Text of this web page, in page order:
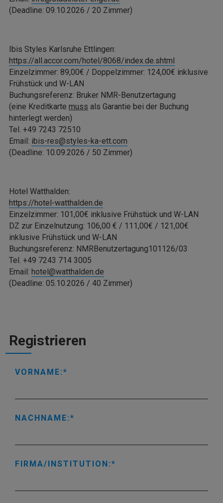
(Deadline: 09.10.2026 / 20 Zimmer)
Ibis Styles Karlsruhe Ettlingen:
https://all.accor.com/hotel/8068/index.de.shtml
Einzelzimmer: 89,00€ / Doppelzimmer: 124,00€ inklusive
Frühstück und W-LAN
Buchungsreferenz: Bruker NMR-Benutzertagung
(eine Kreditkarte muss als Garantie bei der Buchung
hinterlegt werden)
Tel. +49 7243 72510
Email: ibis-res@styles-ka-ett.com
(Deadline: 10.09.2026 / 50 Zimmer)
Hotel Watthalden:
https://hotel-watthalden.de
Einzelzimmer: 101,00€ inklusive Frühstück und W-LAN
DZ zur Einzelnutzung: 106,00 € / 111,00€ / 121,00€
inklusive Frühstück und W-LAN
Buchungsreferenz: NMRBenutzertagung101126/03
Tel. +49 7243 714 3005
Email: hotel@watthalden.de
(Deadline: 05.10.2026 / 40 Zimmer)
Registrieren
VORNAME:
NACHNAME:
FIRMA/INSTITUTION: